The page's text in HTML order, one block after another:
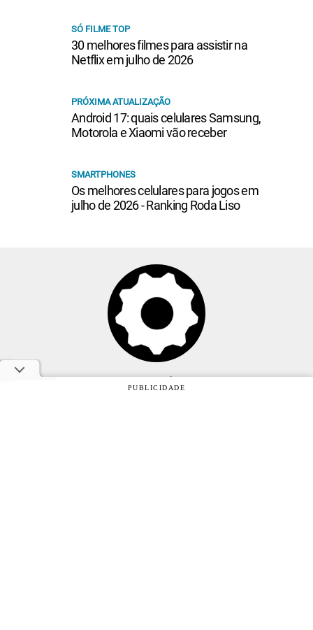
SÓ FILME TOP
30 melhores filmes para assistir na
Netflix em julho de 2026
PRÓXIMA ATUALIZAÇÃO
Android 17: quais celulares Samsung,
Motorola e Xiaomi vão receber
SMARTPHONES
Os melhores celulares para jogos em
julho de 2026 - Ranking Roda Liso
Anuncie
PUBLICIDADE